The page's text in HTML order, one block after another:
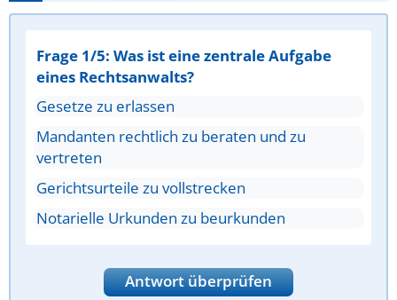
Frage 1/5: Was ist eine zentrale Aufgabe
eines Rechtsanwalts?
Gesetze zu erlassen
Mandanten rechtlich zu beraten und zu
vertreten
Gerichtsurteile zu vollstrecken
Notarielle Urkunden zu beurkunden
Antwort überprüfen